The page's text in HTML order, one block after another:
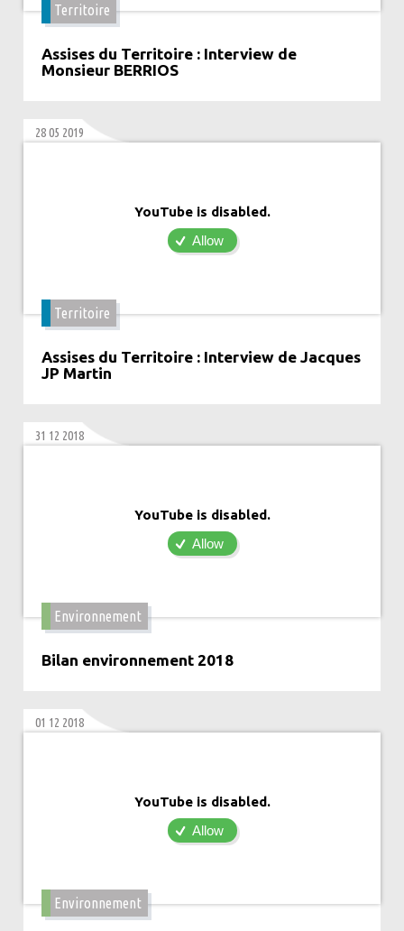
Territoire
Assises du Territoire : Interview de
Monsieur BERRIOS
28 05 2019
YouTube is disabled.
Allow
Territoire
Assises du Territoire : Interview de Jacques
JP Martin
31 12 2018
YouTube is disabled.
Allow
Environnement
Bilan environnement 2018
01 12 2018
YouTube is disabled.
Allow
Environnement